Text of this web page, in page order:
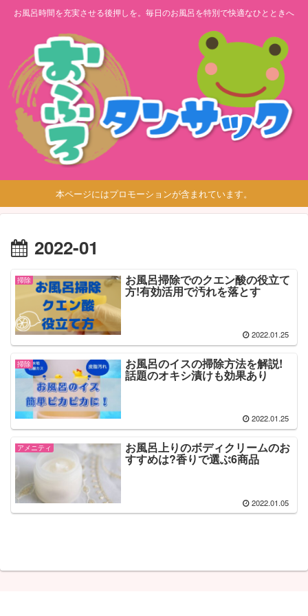
お風呂時間を充実させる後押しを。毎日のお風呂を特別で快適なひとときへ
本ページにはプロモーションが含まれています。
2022-01
掃除 お風呂掃除でのクエン酸の役立て
方!有効活用で汚れを落とす
2022.01.25
掃除 お風呂のイスの掃除方法を解説!
話題のオキシ漬けも効果あり
2022.01.25
アメニティ お風呂上りのボディクリームのお
すすめは?香りで選ぶ6商品
2022.01.05